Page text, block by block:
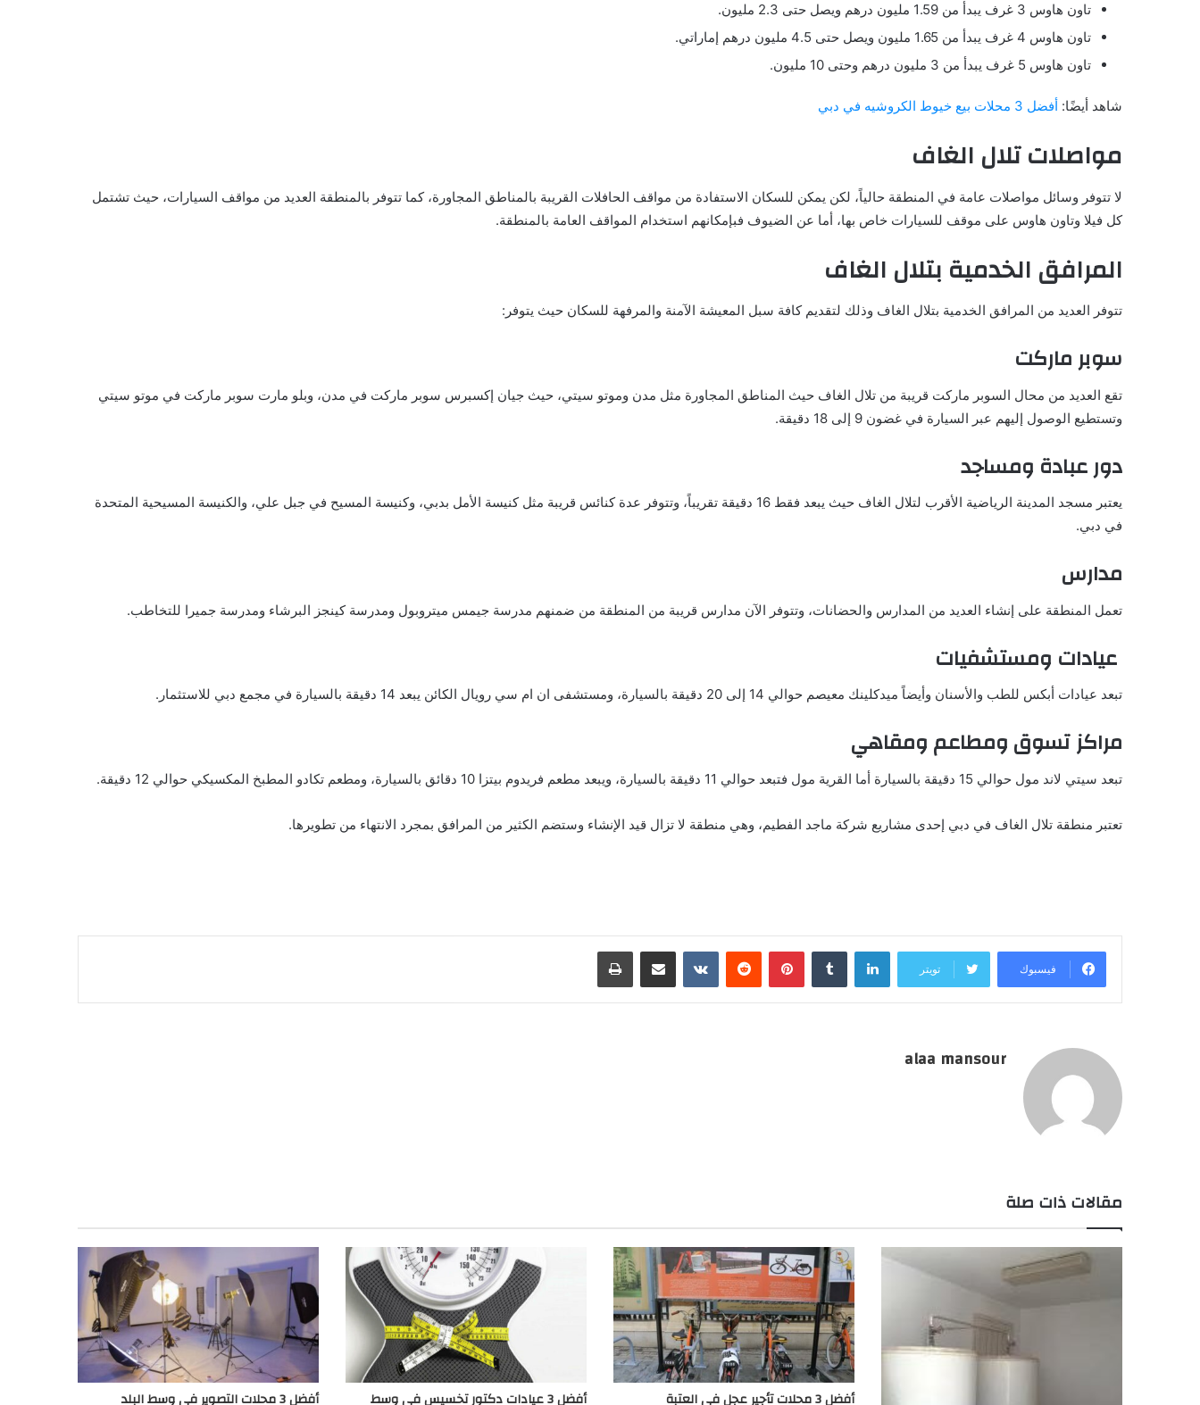
تاون هاوس 3 غرف يبدأ من 1.59 مليون درهم ويصل حتى 2.3 مليون.
تاون هاوس 4 غرف يبدأ من 1.65 مليون ويصل حتى 4.5 مليون درهم إماراتي.
تاون هاوس 5 غرف يبدأ من 3 مليون درهم وحتى 10 مليون.
شاهد أيضًا: أفضل 3 محلات بيع خيوط الكروشيه في دبي
مواصلات تلال الغاف
لا تتوفر وسائل مواصلات عامة في المنطقة حالياً، لكن يمكن للسكان الاستفادة من مواقف الحافلات القريبة بالمناطق المجاورة، كما تتوفر بالمنطقة العديد من مواقف السيارات، حيث تشتمل
كل فيلا وتاون هاوس على موقف للسيارات خاص بها، أما عن الضيوف فبإمكانهم استخدام المواقف العامة بالمنطقة.
المرافق الخدمية بتلال الغاف
تتوفر العديد من المرافق الخدمية بتلال الغاف وذلك لتقديم كافة سبل المعيشة الآمنة والمرفهة للسكان حيث يتوفر:
سوبر ماركت
تقع العديد من محال السوبر ماركت قريبة من تلال الغاف حيث المناطق المجاورة مثل مدن وموتو سيتي، حيث جيان إكسبرس سوبر ماركت في مدن، وبلو مارت سوبر ماركت في موتو سيتي
وتستطيع الوصول إليهم عبر السيارة في غضون 9 إلى 18 دقيقة.
دور عبادة ومساجد
يعتبر مسجد المدينة الرياضية الأقرب لتلال الغاف حيث يبعد فقط 16 دقيقة تقريباً، وتتوفر عدة كنائس قريبة مثل كنيسة الأمل بدبي، وكنيسة المسيح في جبل علي، والكنيسة المسيحية المتحدة
في دبي.
مدارس
تعمل المنطقة على إنشاء العديد من المدارس والحضانات، وتتوفر الآن مدارس قريبة من المنطقة من ضمنهم مدرسة جيمس ميتروبول ومدرسة كينجز البرشاء ومدرسة جميرا للتخاطب.
عيادات ومستشفيات
تبعد عيادات أبكس للطب والأسنان وأيضاً ميدكلينك معيصم حوالي 14 إلى 20 دقيقة بالسيارة، ومستشفى ان ام سي رويال الكائن يبعد 14 دقيقة بالسيارة في مجمع دبي للاستثمار.
مراكز تسوق ومطاعم ومقاهي
تبعد سيتي لاند مول حوالي 15 دقيقة بالسيارة أما القرية مول فتبعد حوالي 11 دقيقة بالسيارة، ويبعد مطعم فريدوم بيتزا 10 دقائق بالسيارة، ومطعم تكادو المطبخ المكسيكي حوالي 12 دقيقة.
تعتبر منطقة تلال الغاف في دبي إحدى مشاريع شركة ماجد الفطيم، وهي منطقة لا تزال قيد الإنشاء وستضم الكثير من المرافق بمجرد الانتهاء من تطويرها.
فيسبوك تويتر
لينكدإن بينتيريست مشاركة عبر البريد طباعة
alaa mansour
مقالات ذات صلة
أفضل 3 محلات تأجير عجل في العتبة أفضل 3 عيادات دكتور تخسيس في وسط أفضل 3 محلات التصوير في وسط البلد